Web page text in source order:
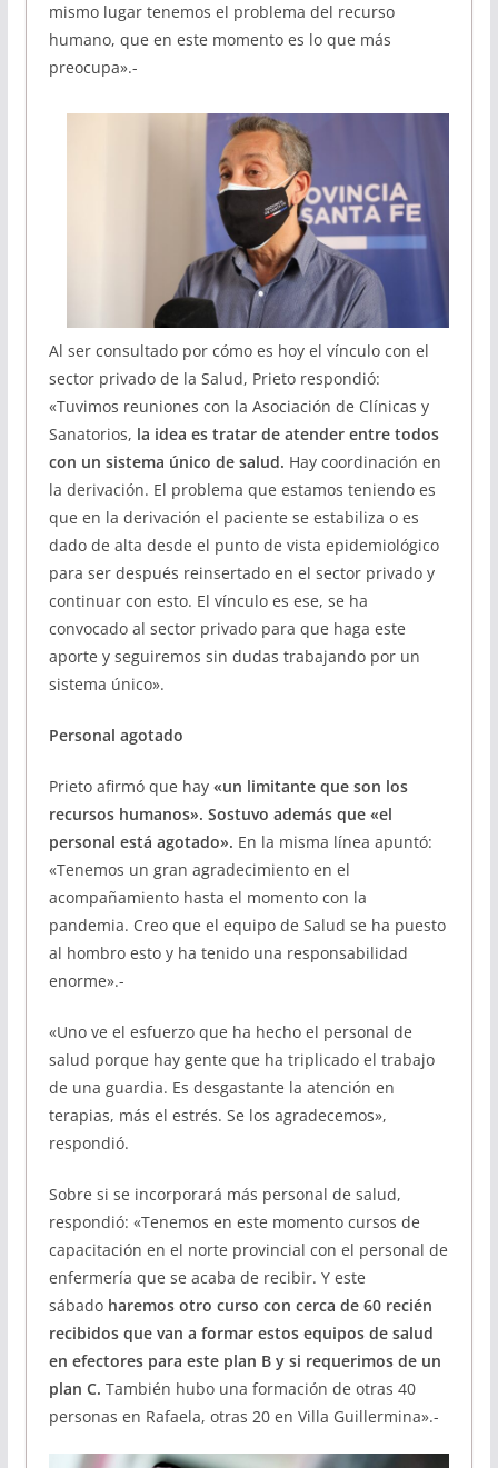
mismo lugar tenemos el problema del recurso
humano, que en este momento es lo que más
preocupa».-
Al ser consultado por cómo es hoy el vínculo con el
sector privado de la Salud, Prieto respondió:
«Tuvimos reuniones con la Asociación de Clínicas y
Sanatorios, la idea es tratar de atender entre todos
con un sistema único de salud. Hay coordinación en
la derivación. El problema que estamos teniendo es
que en la derivación el paciente se estabiliza o es
dado de alta desde el punto de vista epidemiológico
para ser después reinsertado en el sector privado y
continuar con esto. El vínculo es ese, se ha
convocado al sector privado para que haga este
aporte y seguiremos sin dudas trabajando por un
sistema único».
Personal agotado
Prieto afirmó que hay «un limitante que son los
recursos humanos». Sostuvo además que «el
personal está agotado». En la misma línea apuntó:
«Tenemos un gran agradecimiento en el
acompañamiento hasta el momento con la
pandemia. Creo que el equipo de Salud se ha puesto
al hombro esto y ha tenido una responsabilidad
enorme».-
«Uno ve el esfuerzo que ha hecho el personal de
salud porque hay gente que ha triplicado el trabajo
de una guardia. Es desgastante la atención en
terapias, más el estrés. Se los agradecemos»,
respondió.
Sobre si se incorporará más personal de salud,
respondió: «Tenemos en este momento cursos de
capacitación en el norte provincial con el personal de
enfermería que se acaba de recibir. Y este
sábado haremos otro curso con cerca de 60 recién
recibidos que van a formar estos equipos de salud
en efectores para este plan B y si requerimos de un
plan C. También hubo una formación de otras 40
personas en Rafaela, otras 20 en Villa Guillermina».-